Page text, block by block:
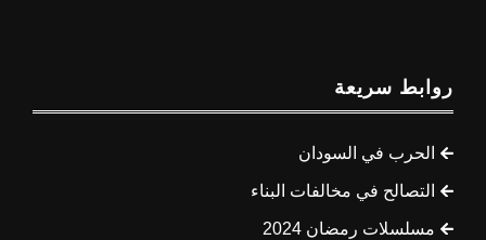
روابط سريعة
الحرب في السودان
التصالح في مخالفات البناء
مسلسلات رمضان 2024